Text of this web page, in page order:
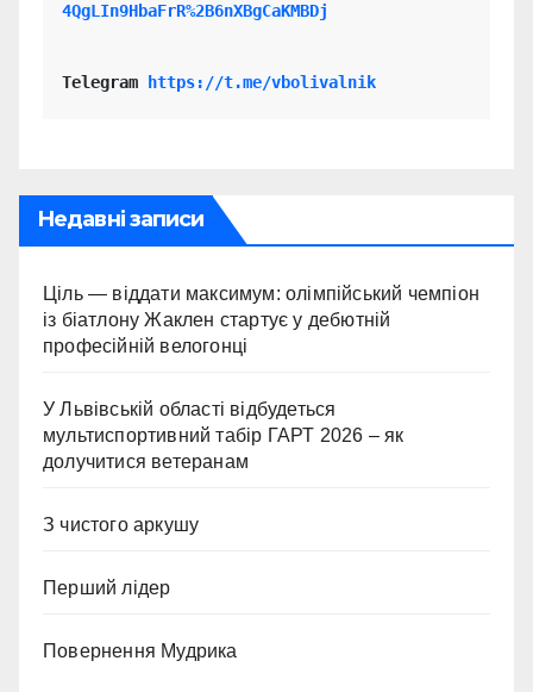
4QgLIn9HbaFrR%2B6nXBgCaKMBDj
Telegram https://t.me/vbolivalnik
Недавні записи
Ціль — віддати максимум: олімпійський чемпіон
із біатлону Жаклен стартує у дебютній
професійній велогонці
У Львівській області відбудеться
мультиспортивний табір ГАРТ 2026 – як
долучитися ветеранам
З чистого аркушу
Перший лідер
Повернення Мудрика